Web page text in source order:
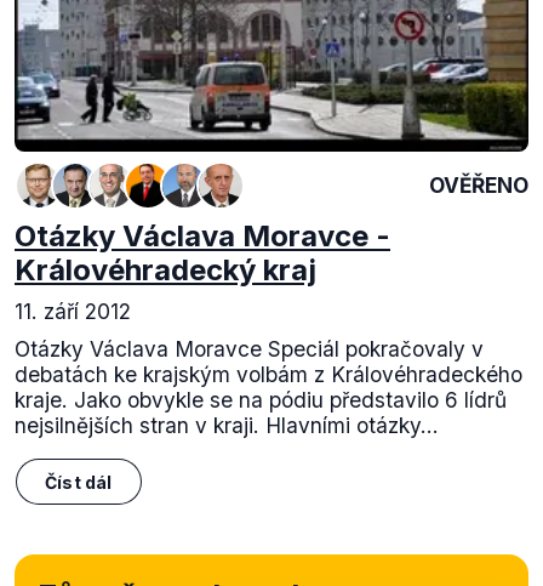
OVĚŘENO
Otázky Václava Moravce -
Královéhradecký kraj
11. září 2012
Otázky Václava Moravce Speciál pokračovaly v
debatách ke krajským volbám z Královéhradeckého
kraje. Jako obvykle se na pódiu představilo 6 lídrů
nejsilnějších stran v kraji. Hlavními otázky...
Číst dál